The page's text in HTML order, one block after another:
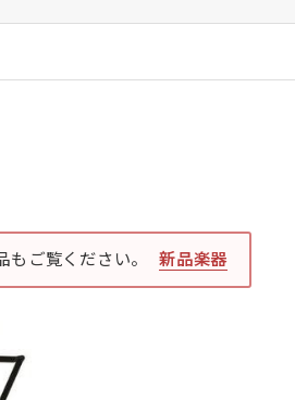
もご覧ください。 新品楽器